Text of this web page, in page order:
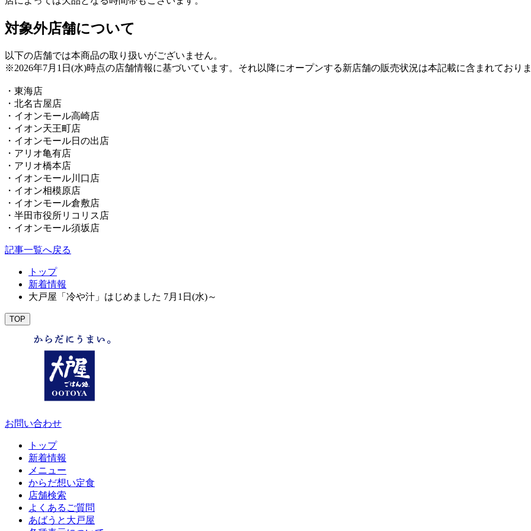
対象外店舗について
以下の店舗では本商品の取り扱いがございません。
※2026年7月1日(水)時点の店舗情報に基づいています。それ以降にオープンする新店舗の販売状況は本記載に含まれており
・東海店
・北名古屋店
・イオンモール高崎店
・イオン天王町店
・イオンモール日の出店
・アリオ亀有店
・アリオ橋本店
・イオンモール川口店
・イオン相模原店
・イオンモール倉敷店
・半田市役所リコリス店
・イオンモール須坂店
記事一覧へ戻る
トップ
新着情報
大戸屋「冷や汁」はじめました 7月1日(水)～
TOP
お問い合わせ
トップ
新着情報
メニュー
からだ想い定食
店舗検索
よくあるご質問
あばうと大戸屋